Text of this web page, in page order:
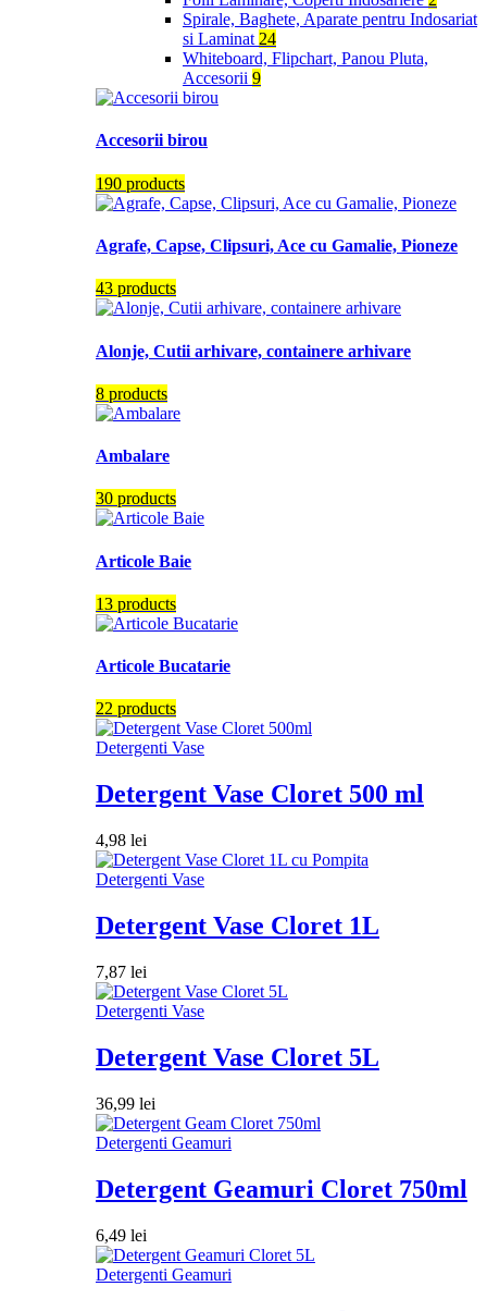
Spirale, Baghete, Aparate pentru Indosariat
si Laminat 24
Whiteboard, Flipchart, Panou Pluta,
Accesorii 9
Accesorii birou
190 products
Agrafe, Capse, Clipsuri, Ace cu Gamalie, Pioneze
43 products
Alonje, Cutii arhivare, containere arhivare
8 products
Ambalare
30 products
Articole Baie
13 products
Articole Bucatarie
22 products
Detergenti Vase
Detergent Vase Cloret 500 ml
4,98 lei
Detergenti Vase
Detergent Vase Cloret 1L
7,87 lei
Detergenti Vase
Detergent Vase Cloret 5L
36,99 lei
Detergenti Geamuri
Detergent Geamuri Cloret 750ml
6,49 lei
Detergenti Geamuri